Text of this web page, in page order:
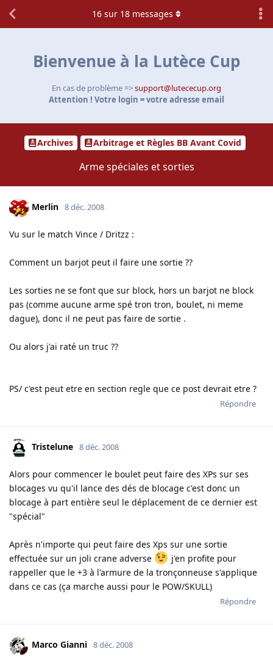
Bienvenue à la Lutèce Cup
En cas de problème =>support@lutececup.org
Attention ! Votre login = votre adresse email
Archives Arbitrage et Règles BB Avant Covid
Arme spéciales et sorties
16 sur 18 messages
Merlin 8 déc. 2008
Vu sur le match Vince / Dritzz :
Comment un barjot peut il faire une sortie ??
Les sorties ne se font que sur block, hors un barjot ne block
pas (comme aucune arme spé tron tron, boulet, ni meme
dague), donc il ne peut pas faire de sortie .
Ou alors j'ai raté un truc ??
PS/ c'est peut etre en section regle que ce post devrait etre ?
Répondre
Tristelune 8 déc. 2008
Alors pour commencer le boulet peut faire des XPs sur ses
blocages vu qu'il lance des dés de blocage c'est donc un
blocage à part entière seul le déplacement de ce dernier est
"spécial"
Après n'importe qui peut faire des Xps sur une sortie
effectuée sur un joli crane adverse
j'en profite pour
rappeller que le +3 à l'armure de la tronçonneuse s'applique
dans ce cas (ça marche aussi pour le POW/SKULL)
Répondre
Marco Gianni 8 déc. 2008